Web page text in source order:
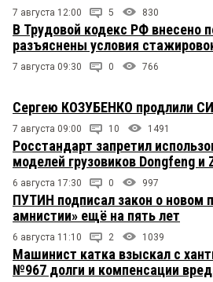
7 августа 12:00 5 830
В Трудовой кодекс РФ внесено
разъяснены условия
7 августа 09:30 0 766
Сергею КОЗУБЕНКО продлили
7 августа 09:00 10 1491
Росстандарт запретил
моделей грузовиков Dongfeng и
6 августа 17:30 0 997
ПУТИН подписал закон о новом
амнистии» ещё на пять лет
6 августа 11:10 2 1039
Машинист катка взыскал с
№967 долги и компенсации